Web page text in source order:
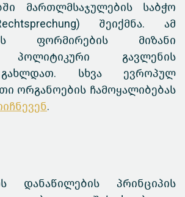
მართლმსაჯულების საბჭო
შეიქმნა. ამ
ფორმირების მიზანი
პოლიტიკური გავლენის
გახლდათ. სხვა ევროპულ
ორგანოების ჩამოყალიბებას
.
დანაწილების პრინციპის